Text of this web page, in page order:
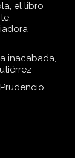
el libro
inacabada,